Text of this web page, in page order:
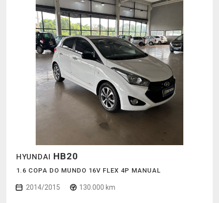
HYUNDAI HB20
1.6 COPA DO MUNDO 16V FLEX 4P MANUAL
2014/2015 130.000 km